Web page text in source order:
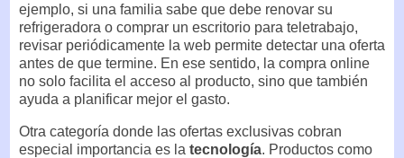
ejemplo, si una familia sabe que debe renovar su
refrigeradora o comprar un escritorio para teletrabajo,
revisar periódicamente la web permite detectar una oferta
antes de que termine. En ese sentido, la compra online
no solo facilita el acceso al producto, sino que también
ayuda a planificar mejor el gasto.
Otra categoría donde las ofertas exclusivas cobran
especial importancia es la tecnología. Productos como